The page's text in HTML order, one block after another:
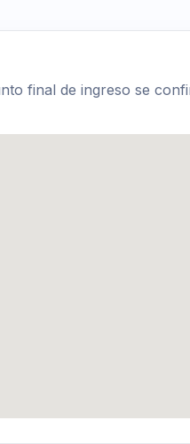
final de ingreso se